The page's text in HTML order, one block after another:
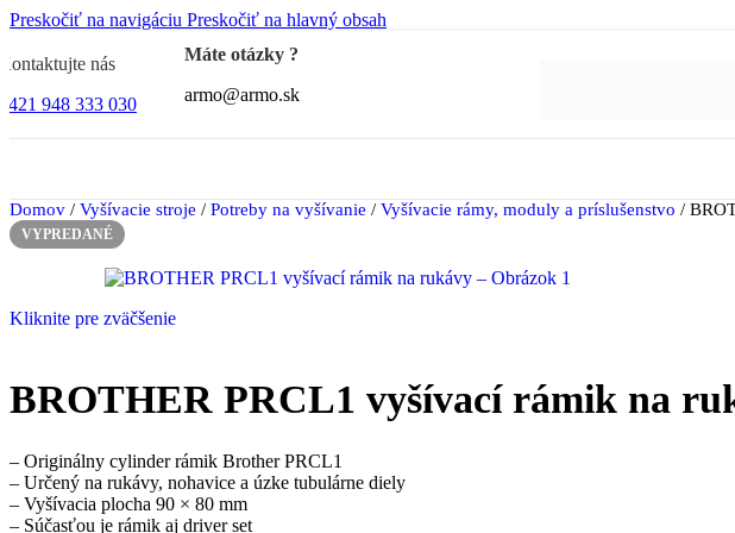
Preskočiť na navigáciu Preskočiť na hlavný obsah
nás
948 333 030
Máte otázky ?
armo@armo.sk
Príslušenstvo
Domov / Vyšívacie stroje / Potreby na vyšívanie / Vyšívacie rámy, moduly a príslušenstvo /
VYPREDANÉ
Kliknite pre zväčšenie
BROTHER PRCL1 vyšívací rámik na
– Originálny cylinder rámik Brother PRCL1
– Určený na rukávy, nohavice a úzke tubulárne diely
– Vyšívacia plocha 90 × 80 mm
– Súčasťou je rámik aj driver set